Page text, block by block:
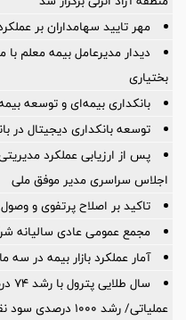
مهر تایید سهامداران بر عملكرد سال ۱۴۰۴
دیدار مدیرعامل بیمه معلم
بختیاری
بانکداری بیمه‌ای و توسعه
توسعه بانكداری دیجیتال
پس از ارزیابی عملکرد
اجلاس سراسری مدیر موفق ملی
تاکید بر اصلاح پرتفوی و
مجمع عمومی عادی سالیانه
آمار عملكرد بازار بیمه در سه ماهه اول
عملیاتی/ رشد ۱۰۰۰ درصدی سود نقدی در مجمع سالانه